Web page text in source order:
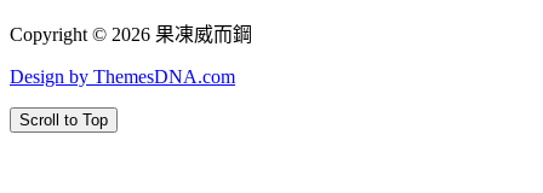
Copyright © 2026 果凍威而鋼
Design by ThemesDNA.com
Scroll to Top